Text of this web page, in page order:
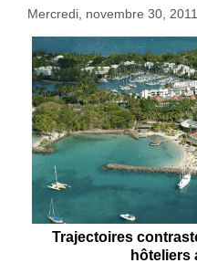
Mercredi, novembre 30,
Trajectoires
hôteliers